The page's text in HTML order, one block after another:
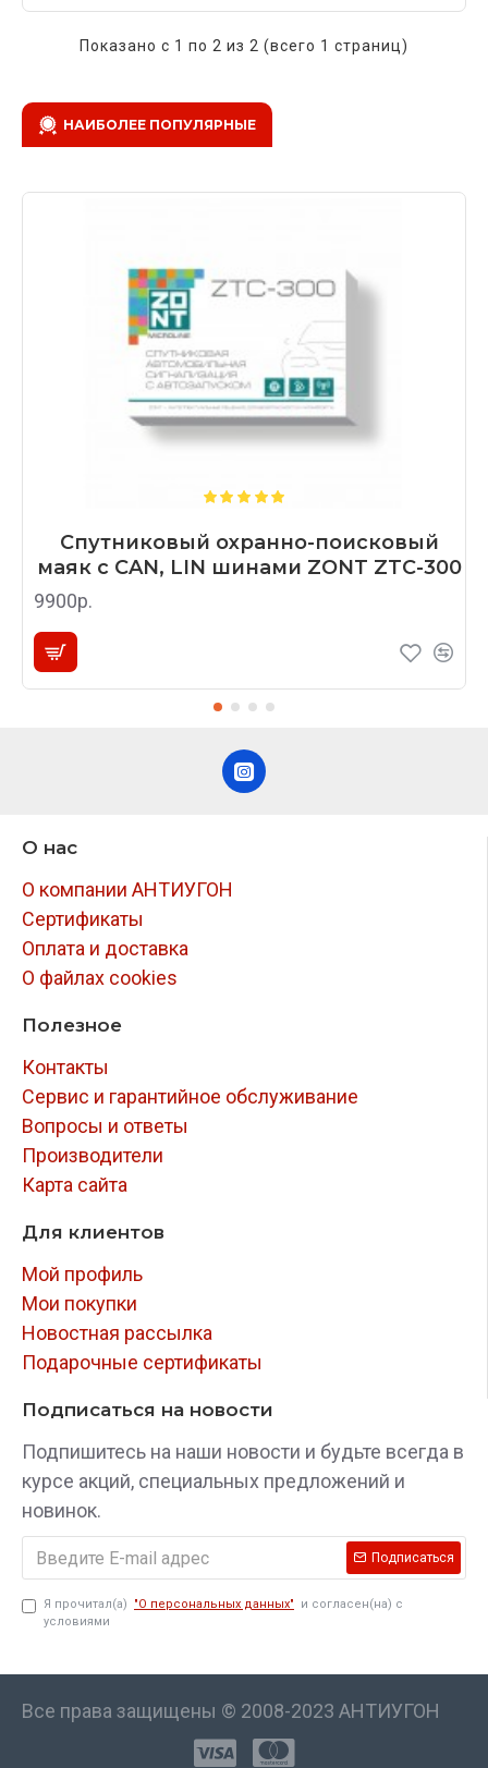
Показано с 1 по 2 из 2 (всего 1 страниц)
НАИБОЛЕЕ ПОПУЛЯРНЫЕ
Спутниковый охранно-поисковый
маяк с CAN, LIN шинами ZONT ZTC-300
9900р.
О нас
О компании АНТИУГОН
Сертификаты
Оплата и доставка
О файлах cookies
Полезное
Контакты
Сервис и гарантийное обслуживание
Вопросы и ответы
Производители
Карта сайта
Для клиентов
Мой профиль
Мои покупки
Новостная рассылка
Подарочные сертификаты
Подписаться на новости
Подпишитесь на наши новости и будьте всегда в
курсе акций, специальных предложений и
новинок.
Подписаться
Я прочитал(а) "О персональных данных"
и согласен(на) с
условиями
Все права защищены © 2008-2023 АНТИУГОН